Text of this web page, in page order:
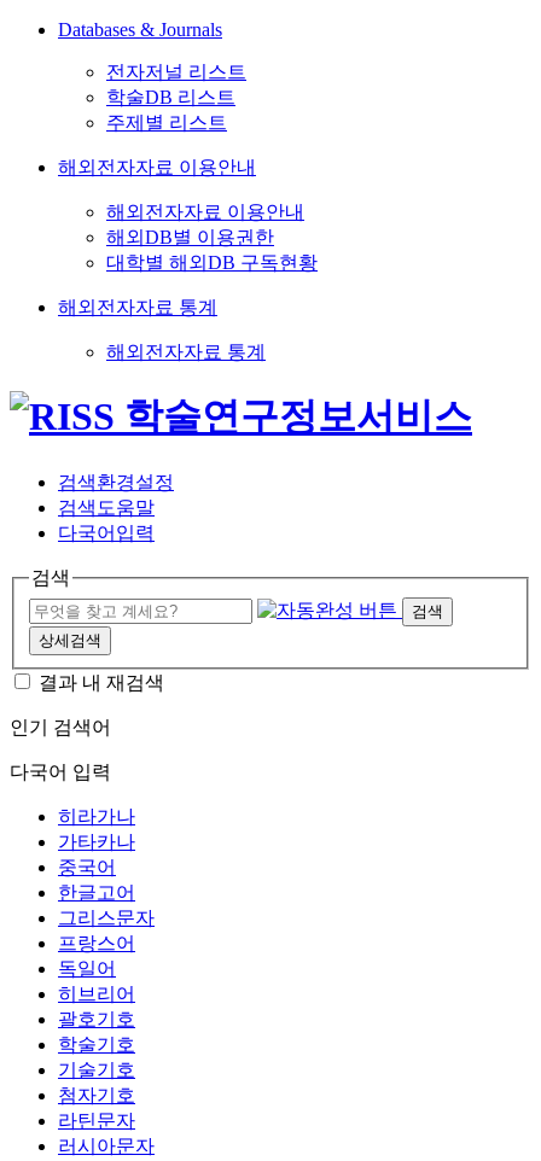
Databases & Journals
전자저널 리스트
학술DB 리스트
주제별 리스트
해외전자자료 이용안내
해외전자자료 이용안내
해외DB별 이용권한
대학별 해외DB 구독현황
해외전자자료 통계
해외전자자료 통계
검색환경설정
검색도움말
다국어입력
검색
검색
상세검색
결과 내 재검색
인기 검색어
다국어 입력
히라가나
가타카나
중국어
한글고어
그리스문자
프랑스어
독일어
히브리어
괄호기호
학술기호
기술기호
첨자기호
라틴문자
러시아문자